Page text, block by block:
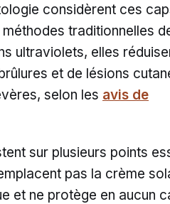
considèrent ces
traditionnelles
ultraviolets, elles
et de lésions
selon les avis de
sur plusieurs points
pas la crème
et ne protège en aucun